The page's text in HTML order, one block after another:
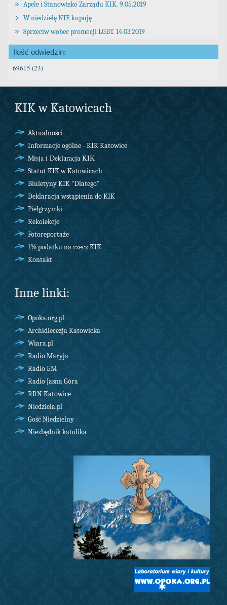
Apele i Stanowisko Zarządu KIK. 9.05.2019
W niedzielę NIE kupuję
Sprzeciw wobec promocji LGBT. 14.03.2019
Ilość odwiedzin:
69615 (23)
KIK w Katowicach
Aktualności
Informacje ogólne - KIK Katowice
Misja i Deklaracja KIK
Statut KIK w Katowicach
Biuletyny KIK "Dlatego"
Deklaracja wstąpienia do KIK
Pielgrzymki
Rekolekcje
Fotoreportaże
1% podatku na rzecz KIK
Kontakt
Inne linki:
Opoka.org.pl
Archidiecezja Katowicka
Wiara.pl
Radio Maryja
Radio EM
Radio Jasna Góra
RRN Katowice
Niedziela.pl
Gość Niedzielny
Niezbędnik katolika